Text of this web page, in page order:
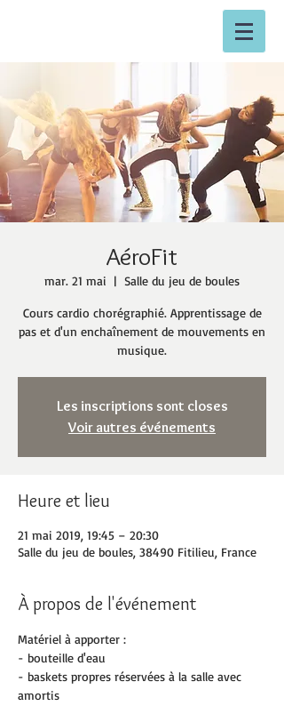
AéroFit
mar. 21 mai
  |
Salle du jeu de boules
Cours cardio chorégraphié. Apprentissage de
pas et d'un enchaînement de mouvements en
musique.
Les inscriptions sont closes
Voir autres événements
Heure et lieu
21 mai 2019, 19:45 – 20:30
Salle du jeu de boules, 38490 Fitilieu, France
À propos de l'événement
Matériel à apporter :
- bouteille d'eau
- baskets propres réservées à la salle avec
amortis